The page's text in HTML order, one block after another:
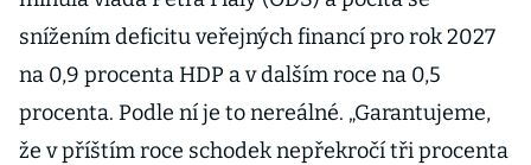
snížením deficitu veřejných financí pro rok 2027
na 0,9 procenta HDP a v dalším roce na 0,5
procenta. Podle ní je to nereálné. „Garantujeme,
že v příštím roce schodek nepřekročí tři procenta